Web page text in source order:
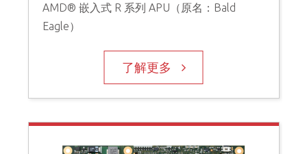
AMD® 嵌入式 R 系列 APU（原名：Bald
Eagle）
了解更多